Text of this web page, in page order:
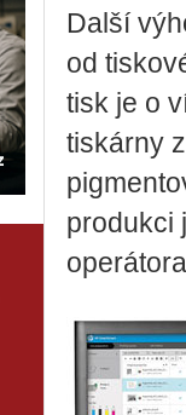
Další
od
tisk je o
tiskárny
produkci